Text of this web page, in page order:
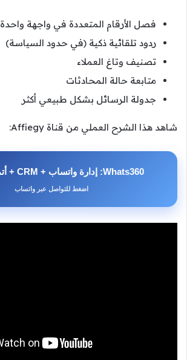
فصل الأرقام المتعددة في واجهة واحدة
ردود تلقائية ذكية (في حدود السياسة)
تصنيف وتاغ العملاء
متابعة حالة المحادثات
جدولة الرسائل بشكل طبيعي أكثر
شاهد هذا الشرح العملي من قناة Affiegy:
Whats360: إدارة واتساب + CRM + أتمتة مبيعات
اضغط للتواصل عبر واتساب